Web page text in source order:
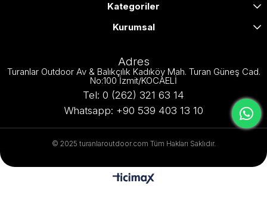
Kategoriler
Kurumsal
Adres
Turanlar Outdoor Av & Balıkçılık Kadıköy Mah. Turan Güneş Cad.
No:100 İzmit/KOCAELİ
Tel: 0 (262) 321 63 14
Whatsapp: +90 539 403 13 10
© 2025 turanlaroutdoor.com Tüm Hakları Saklıdır.